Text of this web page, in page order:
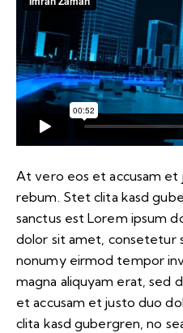
At vero eos et accusam
rebum. Stet clita kasd
sanctus est Lorem ipsum
dolor sit amet, consetetur
nonumy eirmod tempor
magna aliquyam erat, sed
et accusam et justo duo
clita kasd gubergren, no